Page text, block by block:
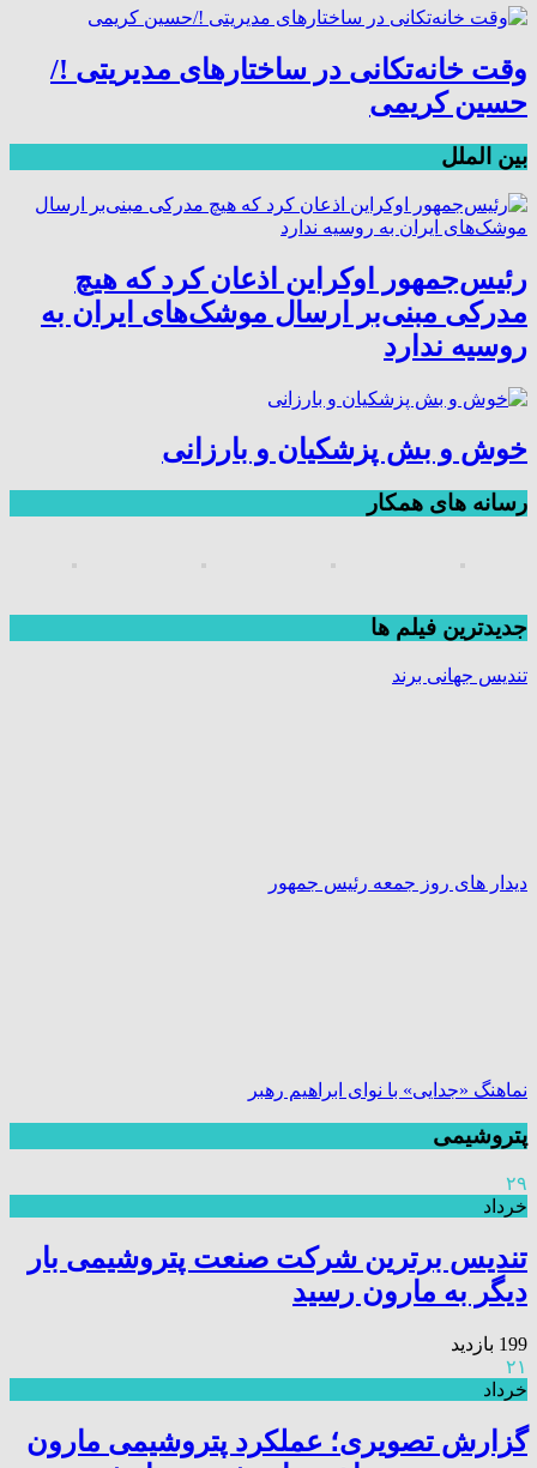
وقت خانه‌تکانی در ساختارهای مدیریتی !/
حسین کریمی
بین الملل
رئیس‌جمهور اوکراین اذعان کرد که هیچ
مدرکی مبنی‌بر ارسال موشک‌های ایران به
روسیه ندارد
خوش و بش پزشکیان و بارزانی
رسانه های همکار
جديدترين فیلم ها
تندیس جهانی برند
دیدار های روز جمعه رئیس جمهور
نماهنگ «جدایی» با نوای ابراهیم رهبر
پتروشیمی
۲۹
خرداد
تندیس برترین شرکت صنعت پتروشیمی بار
دیگر به مارون رسید
199 بازدید
۲۱
خرداد
گزارش تصویری؛ عملکرد پتروشیمی مارون